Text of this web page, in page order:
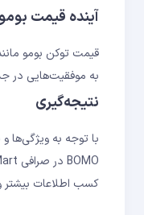
آینده قیمت
به موفقیت‌هایی در
نتیجه‌گیری
کسب اطلاعات بیشتر